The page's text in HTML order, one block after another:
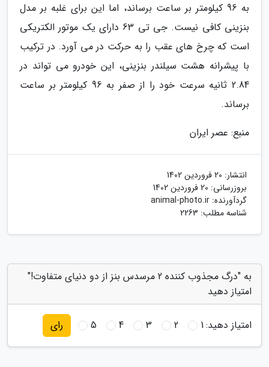
به 96 کیلومتر بر ساعت برساند، اما این برای غلبه بر مدل
بنزینی کافی نیست. جی تی 63 دارای یک موتور الکتریکی
است که چرخ های عقب را به حرکت در می آورد. در ترکیب
با پیشرانه هشت سیلندر بنزینی، این خودرو می تواند در
2.84 ثانیه سرعت خود را از صفر به 96 کیلومتر بر ساعت
برساند.
منبع: عصر ایران
انتشار: 20 فروردین 1402
بروزرسانی: 20 فروردین 1402
گردآورنده: animal-photo.ir
شناسه مطلب: 2263
به "درگ مجذوب کننده 2 مرسدس بنز از دو دنیای متفاوت!"
امتیاز دهید
امتیاز دهید:1
2
3
4
5 رای